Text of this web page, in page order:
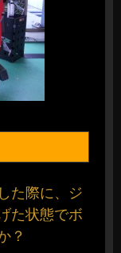
た際に、ジ
た状態でボ
？